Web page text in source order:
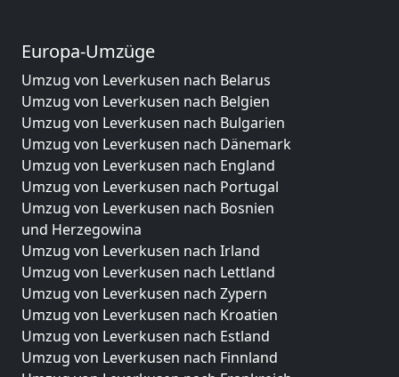
Europa-Umzüge
Umzug von Leverkusen nach Belarus
Umzug von Leverkusen nach Belgien
Umzug von Leverkusen nach Bulgarien
Umzug von Leverkusen nach Dänemark
Umzug von Leverkusen nach England
Umzug von Leverkusen nach Portugal
Umzug von Leverkusen nach Bosnien
und Herzegowina
Umzug von Leverkusen nach Irland
Umzug von Leverkusen nach Lettland
Umzug von Leverkusen nach Zypern
Umzug von Leverkusen nach Kroatien
Umzug von Leverkusen nach Estland
Umzug von Leverkusen nach Finnland